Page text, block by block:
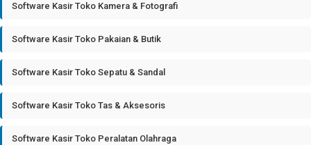
Software Kasir Toko Kamera & Fotografi
Software Kasir Toko Pakaian & Butik
Software Kasir Toko Sepatu & Sandal
Software Kasir Toko Tas & Aksesoris
Software Kasir Toko Peralatan Olahraga